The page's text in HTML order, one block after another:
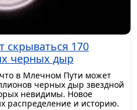
скрываться 170
черных дыр
в Млечном Пути может
черных дыр звездной
невидимы. Новое
распределение и историю.